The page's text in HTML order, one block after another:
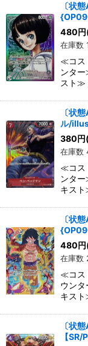
〔状
480円
在庫数
≪コ
ンタ
スト≫
〔状
ル/
380円
在庫数
≪コ
ンタ
キス
〔状
480円
在庫数
≪コ
ウン
キス
〔状
【